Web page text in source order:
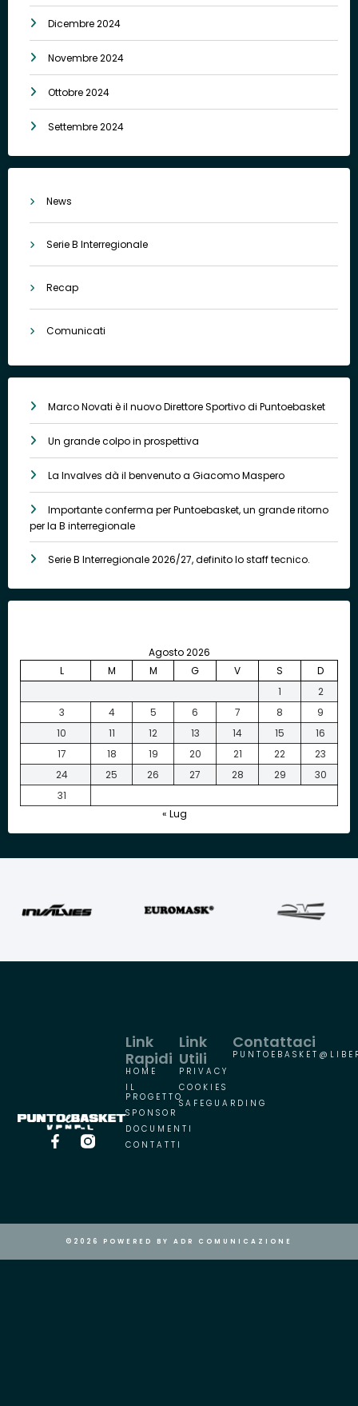
Dicembre 2024
Novembre 2024
Ottobre 2024
Settembre 2024
News
Serie B Interregionale
Recap
Comunicati
Marco Novati è il nuovo Direttore Sportivo di Puntoebasket
Un grande colpo in prospettiva
La Invalves dà il benvenuto a Giacomo Maspero
Importante conferma per Puntoebasket, un grande ritorno
per la B interregionale
Serie B Interregionale 2026/27, definito lo staff tecnico.
Agosto 2026
L
M M G V S
D
1
2
3
4 5 6 7 8
9
10
11 12 13 14 15
16
17
18 19 20 21 22
23
24
25 26 27 28 29
30
31
« Lug
Link
Utili
PRIVACY
COOKIES
SAFEGUARDING
Link
Rapidi
HOME
IL
PROGETTO
SPONSOR
DOCUMENTI
CONTATTI
Contattaci
©2026 POWERED BY ADR COMUNICAZIONE